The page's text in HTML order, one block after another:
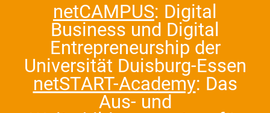
netCAMPUS: Digital
Business und Digital
Entrepreneurship der
Universität Duisburg-Essen
netSTART-Academy: Das
Aus- und